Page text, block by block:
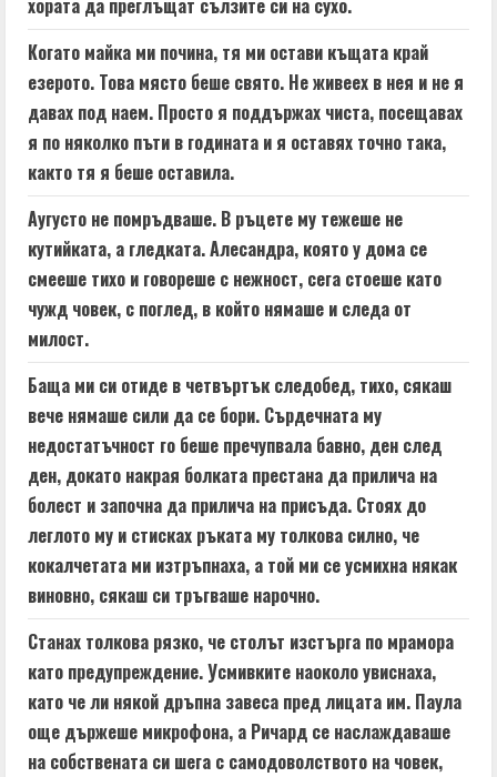
хората да преглъщат сълзите си на сухо.
Когато майка ми почина, тя ми остави къщата край
езерото. Това място беше свято. Не живеех в нея и не я
давах под наем. Просто я поддържах чиста, посещавах
я по няколко пъти в годината и я оставях точно така,
както тя я беше оставила.
Аугусто не помръдваше. В ръцете му тежеше не
кутийката, а гледката. Алесандра, която у дома се
смееше тихо и говореше с нежност, сега стоеше като
чужд човек, с поглед, в който нямаше и следа от
милост.
Баща ми си отиде в четвъртък следобед, тихо, сякаш
вече нямаше сили да се бори. Сърдечната му
недостатъчност го беше пречупвала бавно, ден след
ден, докато накрая болката престана да прилича на
болест и започна да прилича на присъда. Стоях до
леглото му и стисках ръката му толкова силно, че
кокалчетата ми изтръпнаха, а той ми се усмихна някак
виновно, сякаш си тръгваше нарочно.
Станах толкова рязко, че столът изстърга по мрамора
като предупреждение. Усмивките наоколо увиснаха,
като че ли някой дръпна завеса пред лицата им. Паула
още държеше микрофона, а Ричард се наслаждаваше
на собствената си шега с самодоволството на човек,